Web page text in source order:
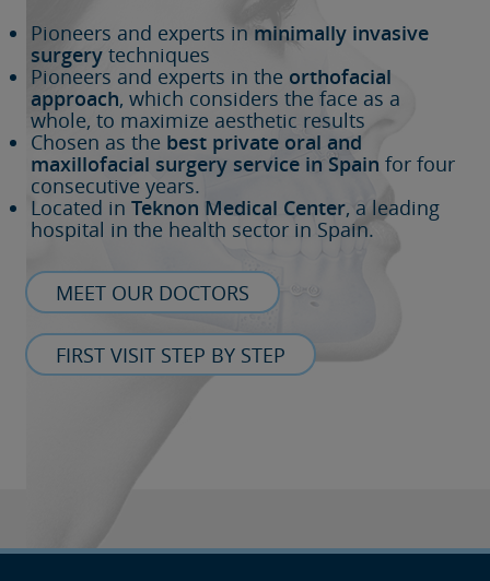
Pioneers and experts in minimally invasive
surgery techniques
Pioneers and experts in the orthofacial
approach, which considers the face as a
whole, to maximize aesthetic results
Chosen as the best private oral and
maxillofacial surgery service in Spain for four
consecutive years.
Located in Teknon Medical Center, a leading
hospital in the health sector in Spain.
MEET OUR DOCTORS
FIRST VISIT STEP BY STEP